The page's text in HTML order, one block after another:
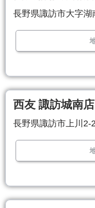
長野県諏訪市大字
西友 諏訪城南店
長野県諏訪市上川2-